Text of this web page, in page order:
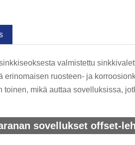
valmistettu
erinomaisen ruosteen- ja
toinen, mikä auttaa sovelluksissa,
sovellukset offset-